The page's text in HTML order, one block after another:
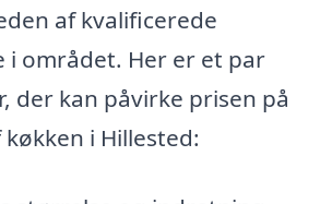
af kvalificerede
området. Her er et par
der kan påvirke prisen på
i Hillested: